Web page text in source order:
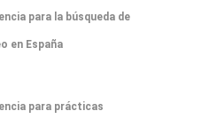
o Equivalencia
para la búsqueda de
en España
para prácticas